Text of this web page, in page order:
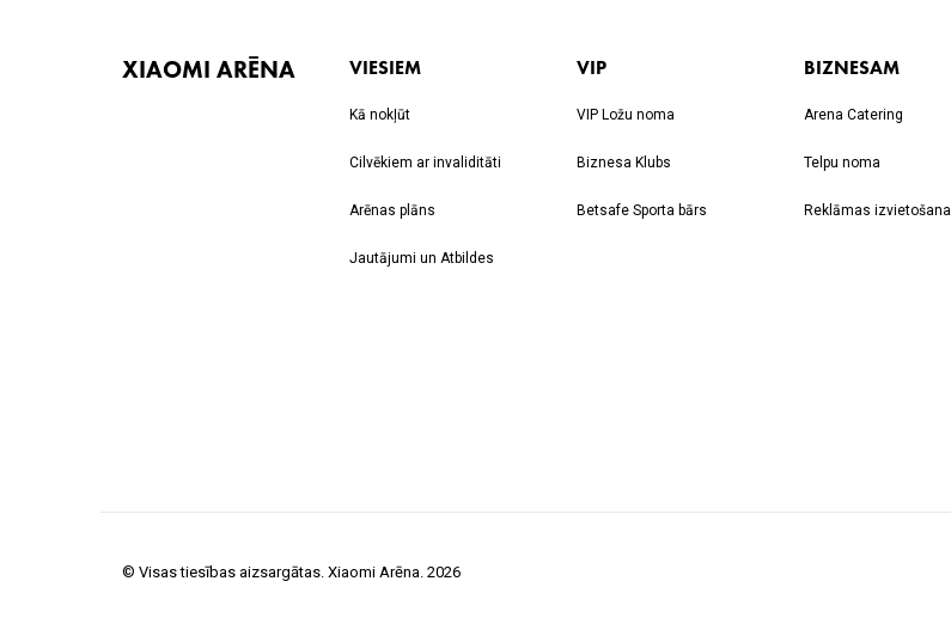
XIAOMI ARĒNA VIESIEM
Kā nokļūt
Cilvēkiem ar invaliditāti
Arēnas plāns
Jautājumi un Atbildes
VIP
VIP Ložu noma
Biznesa Klubs
Betsafe Sporta bārs
BIZNESAM
Arena Catering
Telpu noma
Reklāmas izvietošana
© Visas tiesības aizsargātas. Xiaomi Arēna. 2026